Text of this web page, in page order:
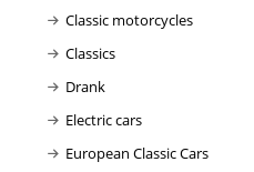
Classic motorcycles
Classics
Drank
Electric cars
European Classic Cars